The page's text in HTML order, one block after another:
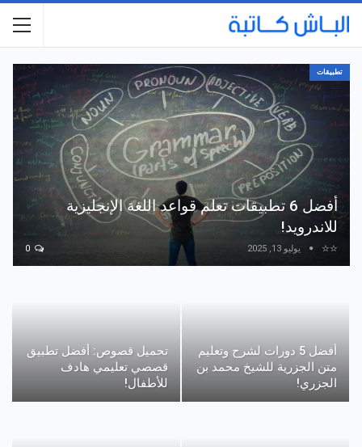
تطبيقات
أفضل 6 تطبيقات تعلم قواعد اللغة الإنجليزية
للاندرويد!
☆☆ يوليو 13, 2025
أفضل 5 دورات لشرح وتعليم
متن الجزرية للشيخ محمد بن
الجزري!
تحميل قصوص: أفضل تطبيق
قصصي تعليمي هادف
للأطفال!